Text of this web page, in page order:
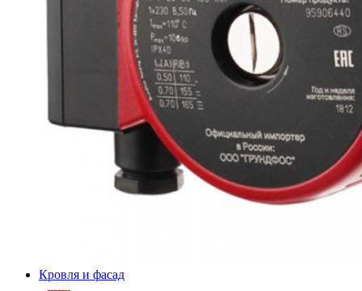
Кровля и фасад